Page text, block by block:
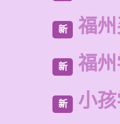
新 福
新 福
新 小